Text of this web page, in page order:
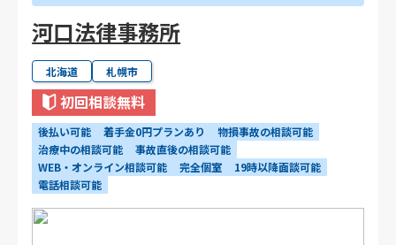
河口法律事務所
北海道 札幌市
初回相談無料
後払い可能 着手金0円プランあり
物損事故の相談可能
治療中の相談可能
事故直後の相談可能
WEB・オンライン相談可能
完全個室
19時以降面談可能
電話相談可能